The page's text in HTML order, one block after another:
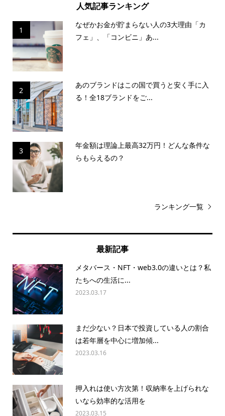
人気記事ランキング
1
なぜかお金が貯まらない人の3大理由「カ
フェ」、「コンビニ」あ...
2
あのブランドはこの国で買うと安く手に入
る！全18ブランドをご...
3
年金額は理論上最高32万円！どんな条件な
らもらえるの？
ランキング一覧
最新記事
メタバース・NFT・web3.0の違いとは？私
たちへの生活に...
2023.03.17
まだ少ない？日本で投資している人の割合
は若年層を中心に増加傾...
2023.03.16
押入れは使い方次第！収納率を上げられな
いなら効率的な活用を
2023.03.15